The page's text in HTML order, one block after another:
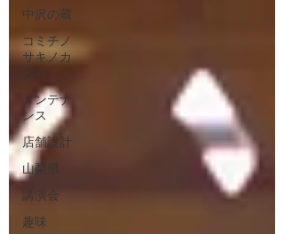
中沢の蔵
コミチノ
サキノカ
フェ
メンテナ
ンス
店舗設計
山梨県
講演会
趣味